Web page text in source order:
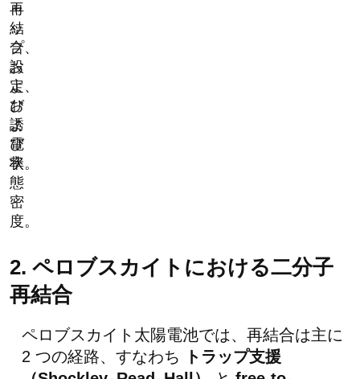
再
結
合
設
定、
お
よ
び
状
態
密
度。
ャ
ッ
プ、
お
よ
び
誘
電
率。
2. ペロブスカイトにおける二分子
再結合
ペロブスカイト太陽電池では、再結合は主に
2 つの経路、すなわち
トラップ支援